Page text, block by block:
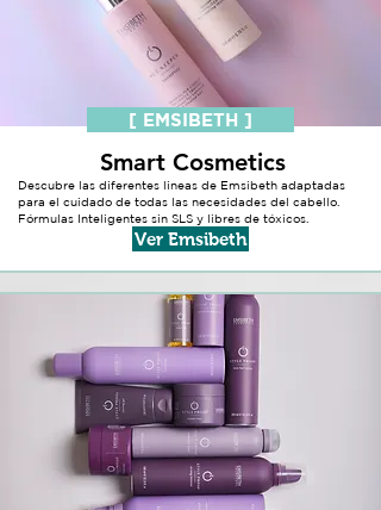
[ EMSIBETH ]
Smart Cosmetics
Descubre las diferentes lineas de Emsibeth adaptadas
para el cuidado de todas las necesidades del cabello.
Fórmulas Inteligentes sin SLS y libres de tóxicos.
Ver Emsibeth